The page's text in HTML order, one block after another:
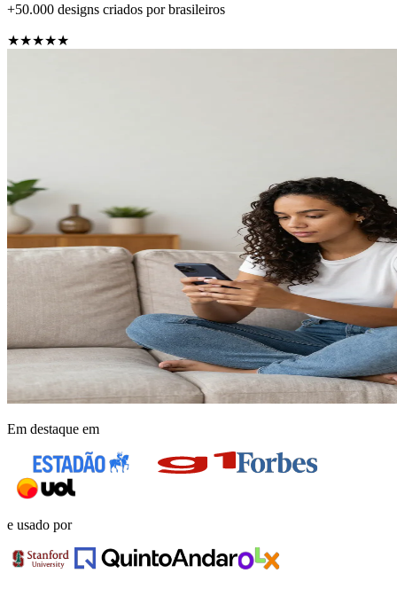
+50.000 designs criados por brasileiros
★★★★★
Em destaque em
e usado por